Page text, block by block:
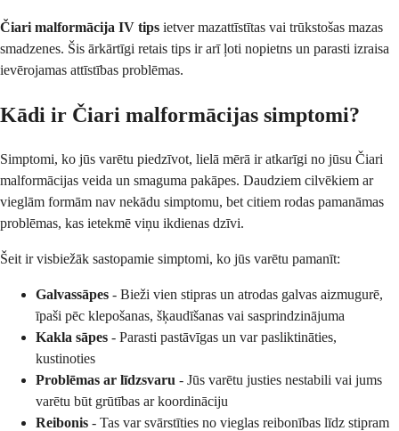
Čiari malformācija IV tips ietver mazattīstītas vai trūkstošas mazas
smadzenes. Šis ārkārtīgi retais tips ir arī ļoti nopietns un parasti izraisa
ievērojamas attīstības problēmas.
Kādi ir Čiari malformācijas simptomi?
Simptomi, ko jūs varētu piedzīvot, lielā mērā ir atkarīgi no jūsu Čiari
malformācijas veida un smaguma pakāpes. Daudziem cilvēkiem ar
vieglām formām nav nekādu simptomu, bet citiem rodas pamanāmas
problēmas, kas ietekmē viņu ikdienas dzīvi.
Šeit ir visbiežāk sastopamie simptomi, ko jūs varētu pamanīt:
Galvassāpes - Bieži vien stipras un atrodas galvas aizmugurē,
īpaši pēc klepošanas, šķaudīšanas vai sasprindzinājuma
Kakla sāpes - Parasti pastāvīgas un var pasliktināties,
kustinoties
Problēmas ar līdzsvaru - Jūs varētu justies nestabili vai jums
varētu būt grūtības ar koordināciju
Reibonis - Tas var svārstīties no vieglas reibonības līdz stipram